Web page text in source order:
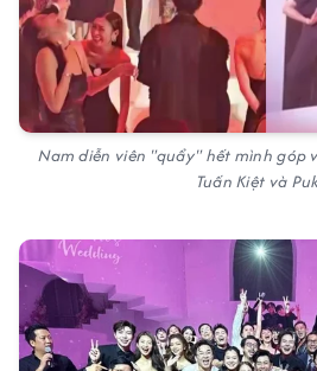
Nam diễn viên "quẩy" hết mình góp
Tuấn Kiệt và